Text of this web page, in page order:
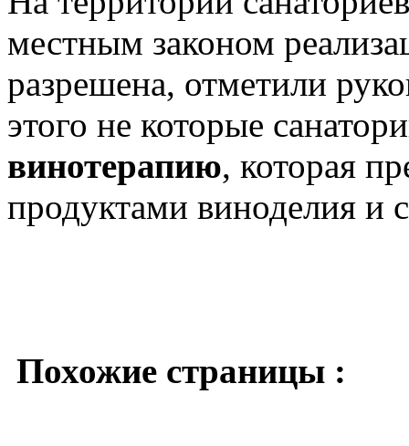
местным законом
разрешена, отметили
этого не которые
винотерапию, которая
продуктами виноделия и
Похожие страницы :